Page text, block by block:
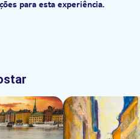
para esta experiência.